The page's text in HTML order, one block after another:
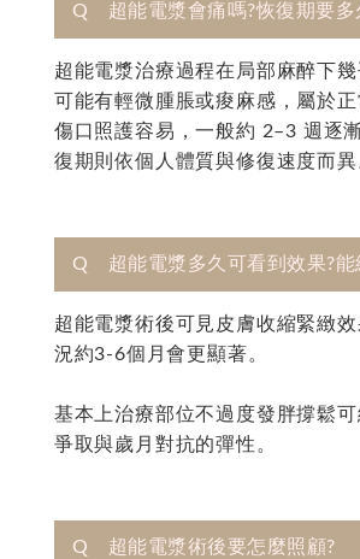
Q 超能電漿會痛嗎?恢復期要多
超能電漿治療過程在局部麻醉下
可能有輕微腫脹或痠麻感，屬於
傷口照護容易，一般約 2–3 週逐
復期則依個人體質與修復速度而異
Q 超能電漿多久可看到效果?能
超能電漿術後可見皮膚收縮緊緻
況約3-6個月會更顯著。
基本上治療部位不過度發胖撐鬆
爭取與歲月對抗的彈性。
Q 超能電漿術後要怎麼照顧?